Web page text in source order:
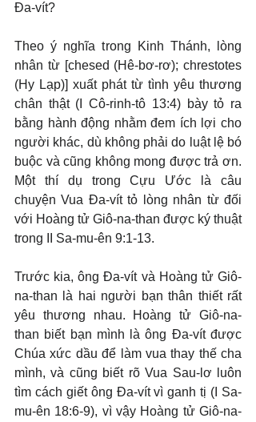
Đa-vít?
Theo ý nghĩa trong Kinh Thánh, lòng
nhân từ [chesed (Hê-bơ-rơ); chrestotes
(Hy Lạp)] xuất phát từ tình yêu thương
chân thật (I Cô-rinh-tô 13:4) bày tỏ ra
bằng hành động nhằm đem ích lợi cho
người khác, dù không phải do luật lệ bó
buộc và cũng không mong được trả ơn.
Một thí dụ trong Cựu Ước là câu
chuyện Vua Đa-vít tỏ lòng nhân từ đối
với Hoàng tử Giô-na-than được ký thuật
trong II Sa-mu-ên 9:1-13.
Trước kia, ông Đa-vít và Hoàng tử Giô-
na-than là hai người bạn thân thiết rất
yêu thương nhau. Hoàng tử Giô-na-
than biết bạn mình là ông Đa-vít được
Chúa xức dầu để làm vua thay thế cha
mình, và cũng biết rõ Vua Sau-lơ luôn
tìm cách giết ông Đa-vít vì ganh tị (I Sa-
mu-ên 18:6-9), vì vậy Hoàng tử Giô-na-